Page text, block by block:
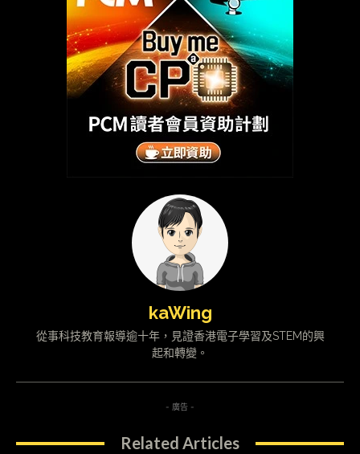
kaWing
從事科技教育報導逾十年，見證香港電子學習及STEM的興
起和轉變。
- 廣告 -
Related Articles